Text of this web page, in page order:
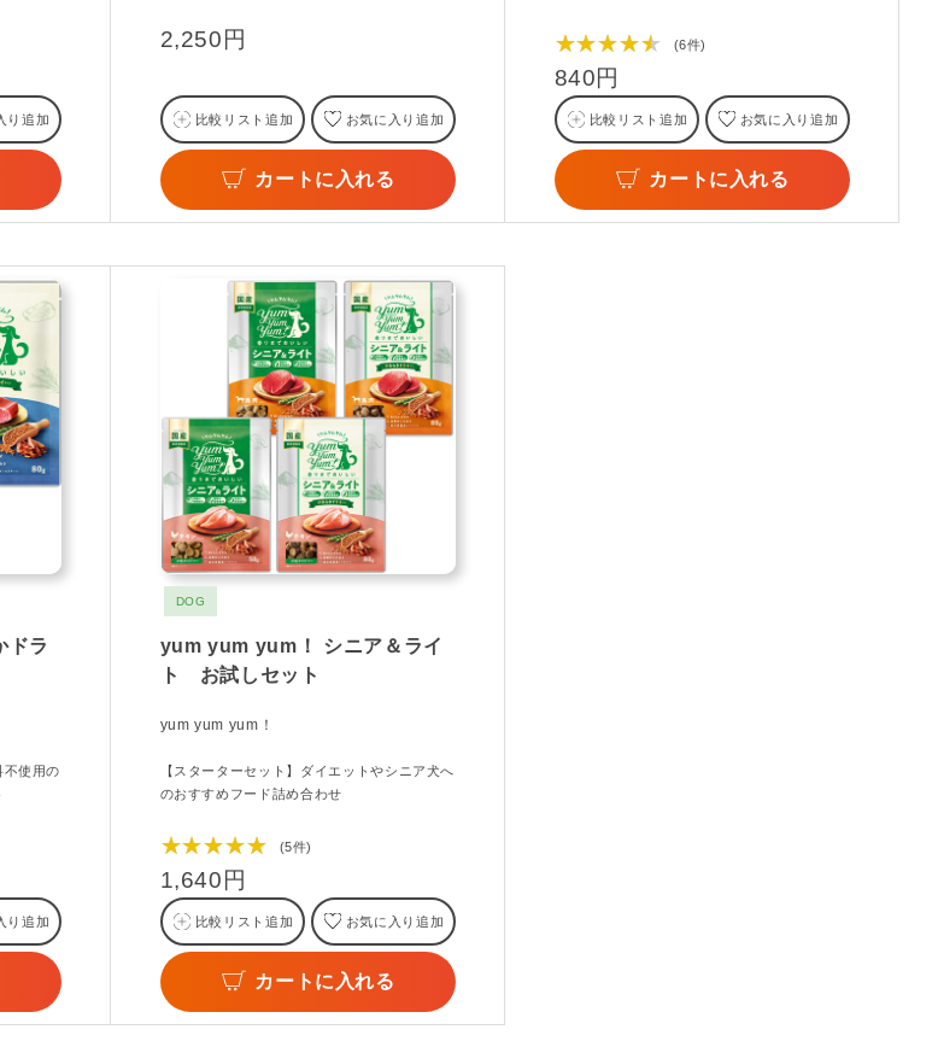
り追加
2,250円
比較リスト追加 お気に入り追加
カートに入れる
★★★★★ (6件)
840円
比較リスト追加 お気に入り追加
カートに入れる
ドラ
不使用の
り追加
DOG
yum yum yum！ シニア＆ライ
ト お試しセット
yum yum yum！
【スターターセット】ダイエットやシニア犬へ
のおすすめフード詰め合わせ
★★★★★ (5件)
1,640円
比較リスト追加 お気に入り追加
カートに入れる